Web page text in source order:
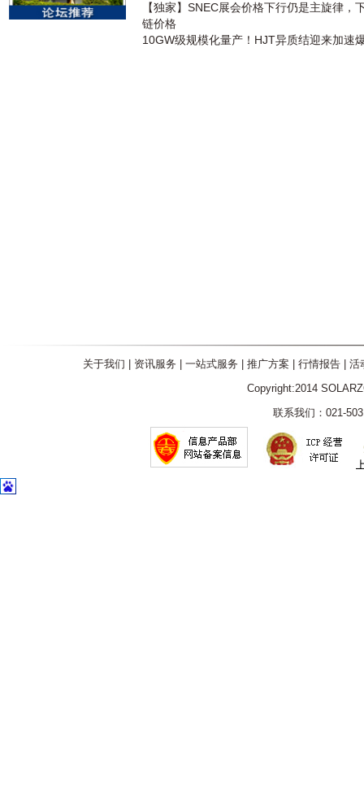
【独家】SNEC展会价格下行仍是主旋律，
链价格
10GW级规模化量产！HJT异质结迎来加速
关于我们 资讯服务 一站式服务 推广方案 行情报告| 活
Copyright:2014
联系我们：021-